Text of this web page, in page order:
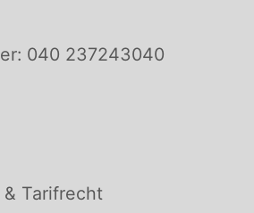
040 237243040
Tarifrecht